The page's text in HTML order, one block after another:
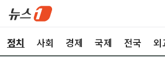
정치 사회 경제 국제 전국 외